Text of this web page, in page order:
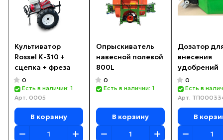
Культиватор
Rossel K-310 +
сцепка + фреза
0
Есть в наличии: 1
Арт. 0005
В корзину
Опрыскиватель
навесной полевой
800L
0
Есть в наличии: 1
В корзину
Дозатор
внесения
удобрений
0
Есть в
Арт.
В